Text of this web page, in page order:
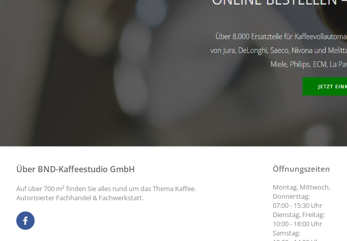
Über BND-Kaffeestudio GmbH
Auf über 700 m² finden Sie alles rund um das Thema Kaffee.
Autorisierter Fachhandel & Fachwerkstatt.
Öffnungszeiten
Montag, Mittwoch,
Donnerstag:
07:00 - 15:30 Uhr
Dienstag, Freitag:
10:00 - 18:00 Uhr
Samstag: